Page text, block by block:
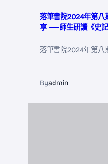
落筆書院2024年第八
享 ——師生研讀《史記
落筆書院2024年第八
Byadmin